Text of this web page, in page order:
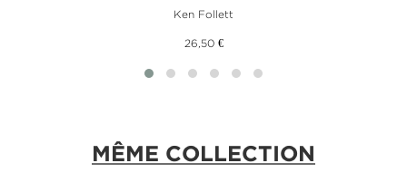
Ken Follett
26,50 €
MÊME COLLECTION